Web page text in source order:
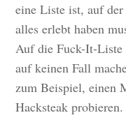
eine Liste ist, auf
alles erlebt haben
Auf die Fuck-It-Liste
auf keinen Fall
zum Beispiel, einen
Hacksteak